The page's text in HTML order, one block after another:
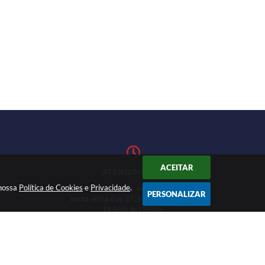
Política de Cookies e Privacidade.
ACEITAR
PERSONALIZAR
27
ATENDIMENTO
Atendimento de segunda-feira a
sexta-feira das 07:30h às 11h e das
12:30h às17:00h.